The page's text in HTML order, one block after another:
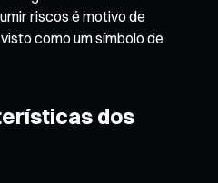
riscos é motivo de
como um símbolo de
dos